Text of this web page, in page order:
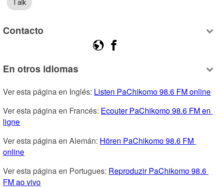
Talk
Contacto
En otros idiomas
Ver esta página en Inglés: Listen PaChikomo 98.6 FM online
Ver esta página en Francés: Ecouter PaChikomo 98.6 FM en
ligne
Ver esta página en Alemán: Hören PaChikomo 98.6 FM
online
Ver esta página en Portugues: Reproduzir PaChikomo 98.6
FM ao vivo